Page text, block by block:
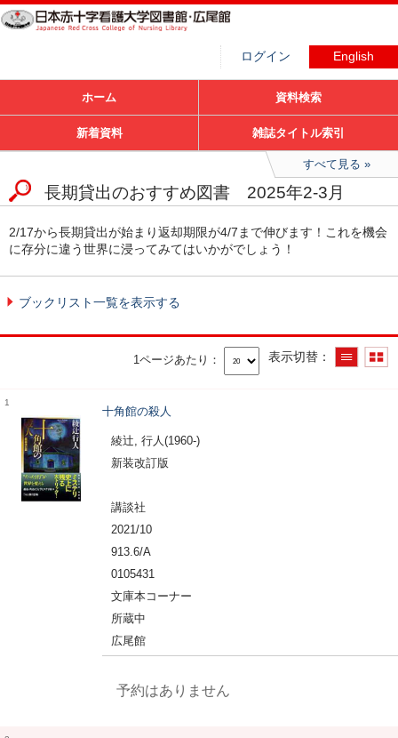
ログイン English
ホーム 資料検索
新着資料 雑誌タイトル索引
すべて見る
長期貸出のおすすめ図書 2025年2-3月
2/17から長期貸出が始まり返却期限が4/7まで伸びます！これを機会
に存分に違う世界に浸ってみてはいかがでしょう！
ブックリスト一覧を表示する
表示切替
1ページあたり
1
十角館の殺人
綾辻, 行人(1960-)
新装改訂版
講談社
2021/10
913.6/A
0105431
文庫本コーナー
所蔵中
広尾館
予約はありません